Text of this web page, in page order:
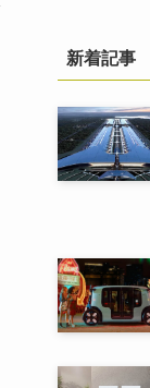
新着記事